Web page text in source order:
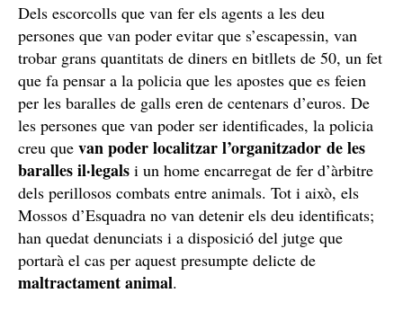
Dels escorcolls que van fer els agents a les deu
persones que van poder evitar que s’escapessin, van
trobar grans quantitats de diners en bitllets de 50, un fet
que fa pensar a la policia que les apostes que es feien
per les baralles de galls eren de centenars d’euros. De
les persones que van poder ser identificades, la policia
creu que van poder localitzar l’organitzador de les
baralles il·legals i un home encarregat de fer d’àrbitre
dels perillosos combats entre animals. Tot i això, els
Mossos d’Esquadra no van detenir els deu identificats;
han quedat denunciats i a disposició del jutge que
portarà el cas per aquest presumpte delicte de
maltractament animal.